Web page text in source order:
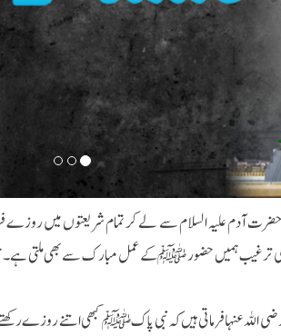
حضرت آدم علیہ السلام سے لے کر تمام شریعتوں میں
ترغیب ہمیں حضور ﷺ کے عمل مبارک سے بھی ملتی
اللہ عنہا فرماتی ہیں کہ نبی پاک ﷺ کبھی اتنے روزے